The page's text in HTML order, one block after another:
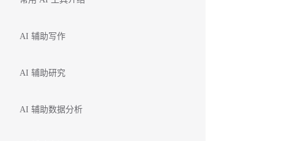
AI 辅助写作
AI 辅助研究
AI 辅助数据分析